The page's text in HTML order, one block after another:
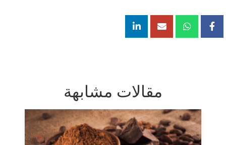
مقالات مشابهة